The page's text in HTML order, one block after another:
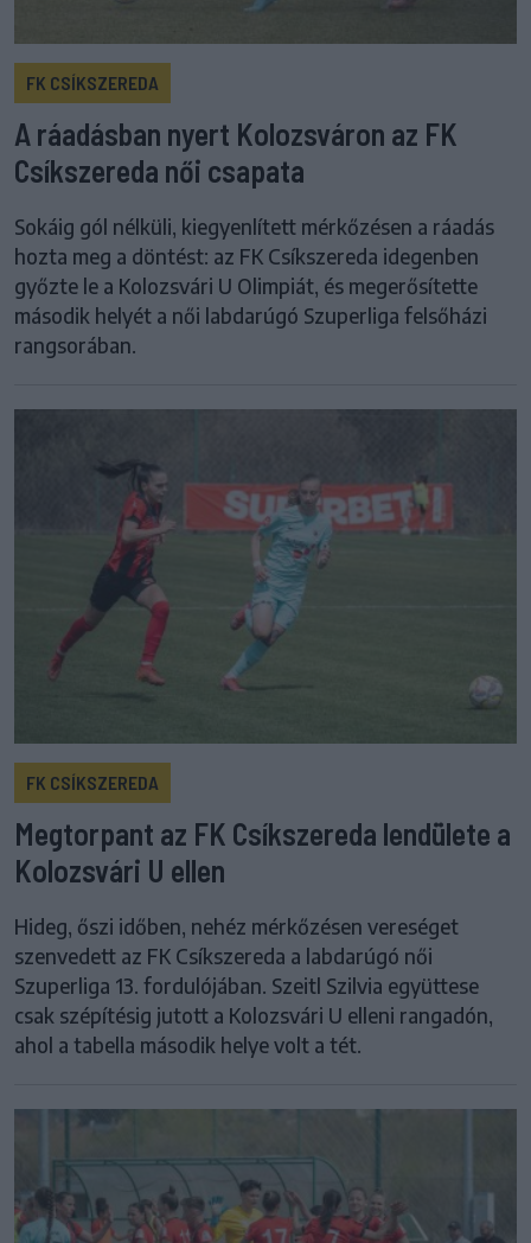
FK CSÍKSZEREDA
A ráadásban nyert Kolozsváron az FK
Csíkszereda női csapata
Sokáig gól nélküli, kiegyenlített mérkőzésen a ráadás
hozta meg a döntést: az FK Csíkszereda idegenben
győzte le a Kolozsvári U Olimpiát, és megerősítette
második helyét a női labdarúgó Szuperliga felsőházi
rangsorában.
FK CSÍKSZEREDA
Megtorpant az FK Csíkszereda lendülete a
Kolozsvári U ellen
Hideg, őszi időben, nehéz mérkőzésen vereséget
szenvedett az FK Csíkszereda a labdarúgó női
Szuperliga 13. fordulójában. Szeitl Szilvia együttese
csak szépítésig jutott a Kolozsvári U elleni rangadón,
ahol a tabella második helye volt a tét.